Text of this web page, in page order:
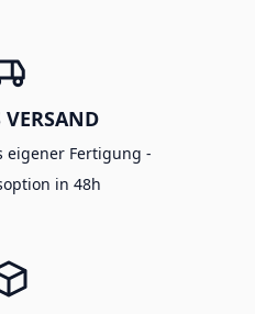
VERSAND
eigener Fertigung -
in 48h